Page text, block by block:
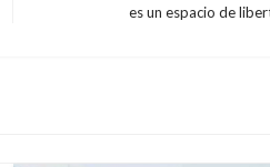
es un espacio de